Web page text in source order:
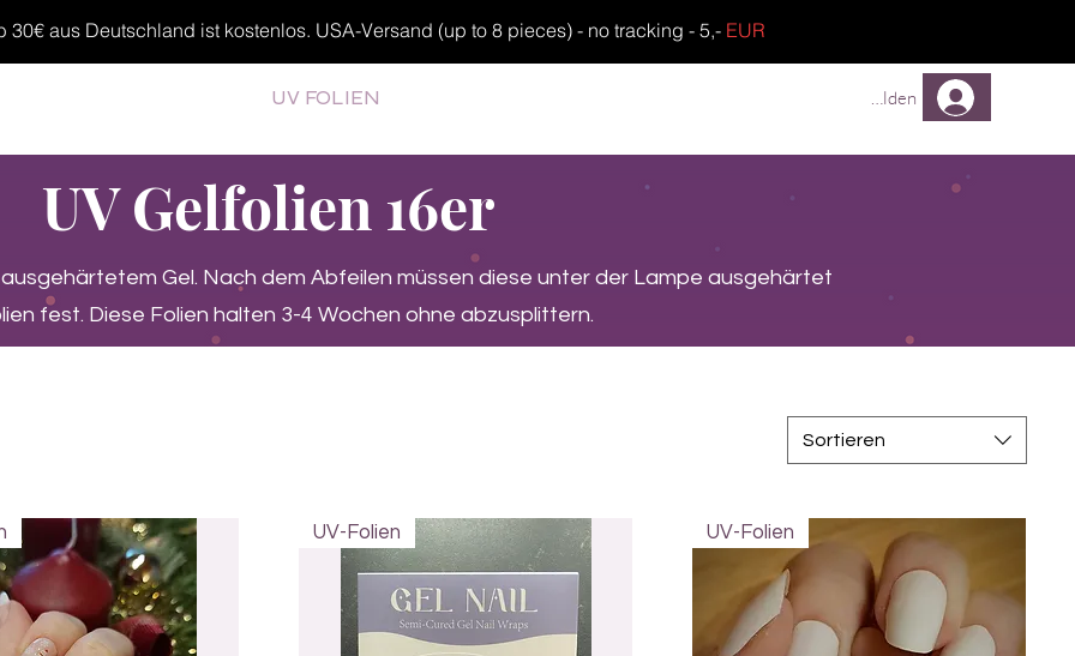
30€ aus Deutschland ist kostenlos. USA-Versand (up to 8 pieces) - no tracking - 5,-EUR
UV FOLIEN Anmelden
UV Gelfolien 16er
Gel. Nach dem Abfeilen müssen diese unter der Lampe ausgehärtet
fest. Diese Folien halten 3-4 Wochen ohne abzusplittern.
Sortieren
UV-Folien UV-Folien